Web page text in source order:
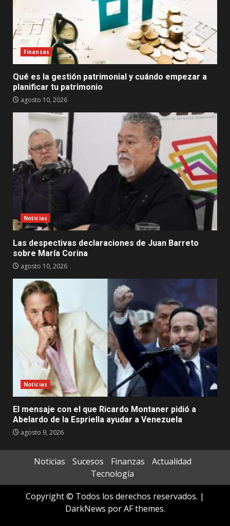
Finanzas
Qué es la gestión patrimonial y cuándo empezar a
planificar tu patrimonio
agosto 10, 2026
Noticias
Las despectivas declaraciones de Juan Barreto
sobre María Corina
agosto 10, 2026
Noticias
El mensaje con el que Ricardo Montaner pidió a
Abelardo de la Espriella ayudar a Venezuela
agosto 9, 2026
Noticias Sucesos Finanzas
Actualidad
Tecnología
Copyright © Todos los derechos reservados. |
DarkNews por AF themes.